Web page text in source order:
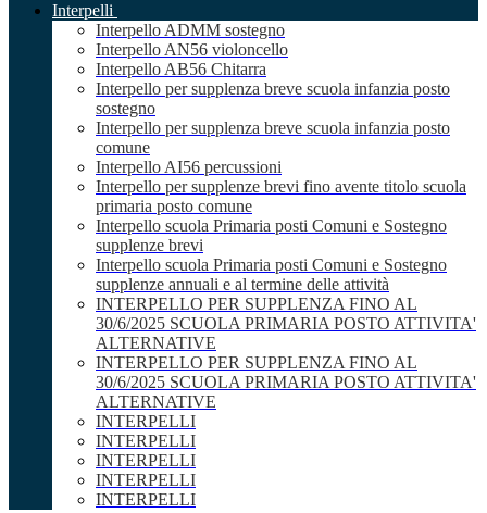
Interpelli
Interpello ADMM sostegno
Interpello AN56 violoncello
Interpello AB56 Chitarra
Interpello per supplenza breve scuola infanzia posto
sostegno
Interpello per supplenza breve scuola infanzia posto
comune
Interpello AI56 percussioni
Interpello per supplenze brevi fino avente titolo scuola
primaria posto comune
Interpello scuola Primaria posti Comuni e Sostegno
supplenze brevi
Interpello scuola Primaria posti Comuni e Sostegno
supplenze annuali e al termine delle attività
INTERPELLO PER SUPPLENZA FINO AL
30/6/2025 SCUOLA PRIMARIA POSTO ATTIVITA'
ALTERNATIVE
INTERPELLO PER SUPPLENZA FINO AL
30/6/2025 SCUOLA PRIMARIA POSTO ATTIVITA'
ALTERNATIVE
INTERPELLI
INTERPELLI
INTERPELLI
INTERPELLI
INTERPELLI